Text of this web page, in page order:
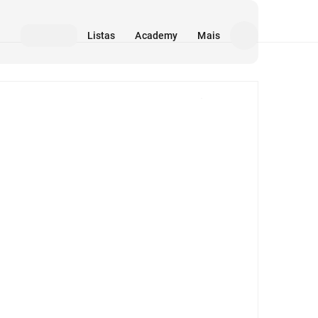
Listas Academy Mais